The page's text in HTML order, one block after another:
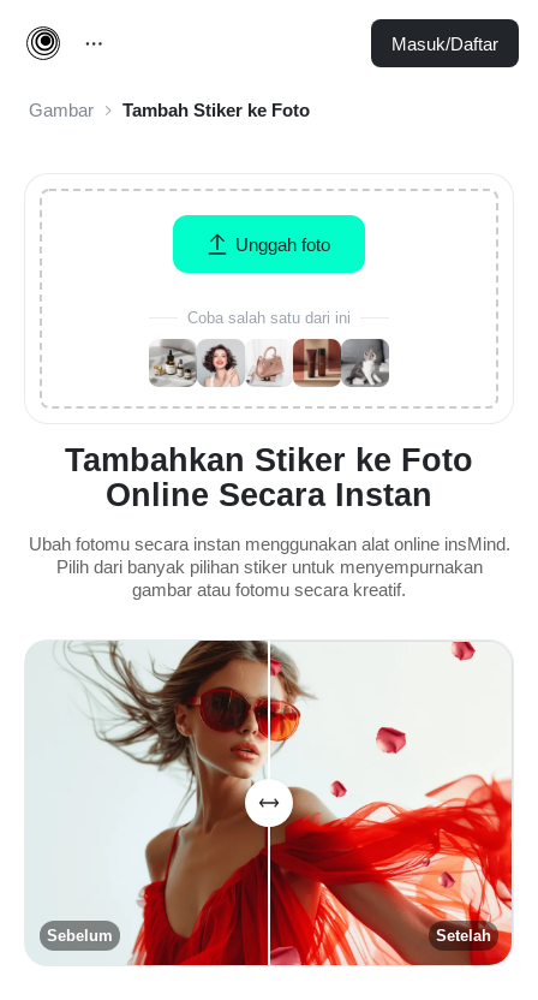
Masuk/Daftar
Gambar Tambah Stiker ke Foto
Tambahkan Stiker ke Foto
Online Secara Instan
Ubah fotomu secara instan menggunakan alat online insMind.
Pilih dari banyak pilihan stiker untuk menyempurnakan
gambar atau fotomu secara kreatif.
Setelah
Sebelum
Unggah foto
Coba salah satu dari ini